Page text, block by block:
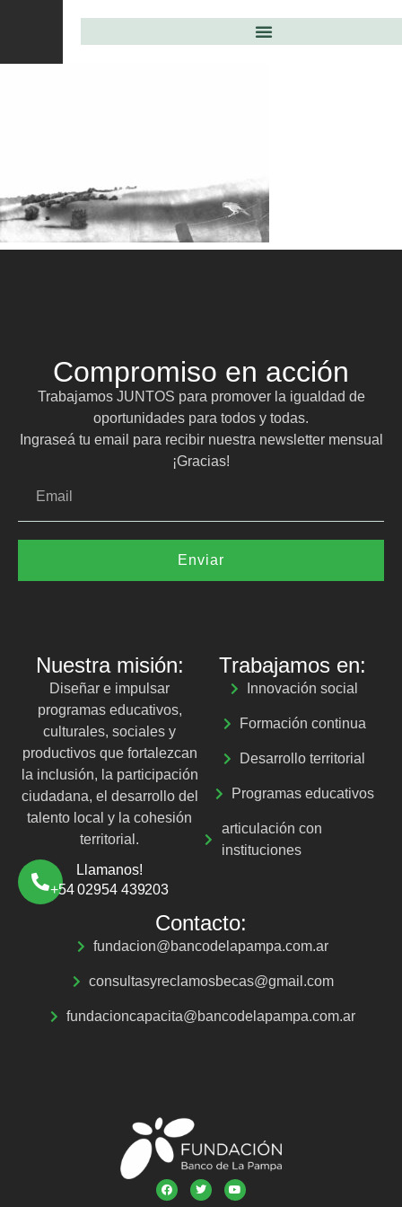
Compromiso en acción
Trabajamos JUNTOS para promover la igualdad de
oportunidades para todos y todas.
Ingraseá tu email para recibir nuestra newsletter mensual
¡Gracias!
Enviar
Nuestra misión:
Diseñar e impulsar
programas educativos,
culturales, sociales y
productivos que fortalezcan
la inclusión, la participación
ciudadana, el desarrollo del
talento local y la cohesión
territorial.
Llamanos!
+54 02954 439203
Trabajamos en:
Innovación social
Formación continua
Desarrollo territorial
Programas educativos
articulación con
instituciones
Contacto:
fundacion@bancodelapampa.com.ar
consultasyreclamosbecas@gmail.com
fundacioncapacita@bancodelapampa.com.ar